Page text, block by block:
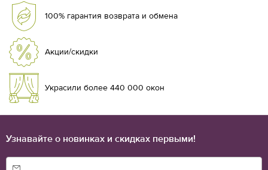
100% гарантия возврата и обмена
Акции/скидки
Украсили более 440 000 окон
Узнавайте о новинках и скидках первыми!